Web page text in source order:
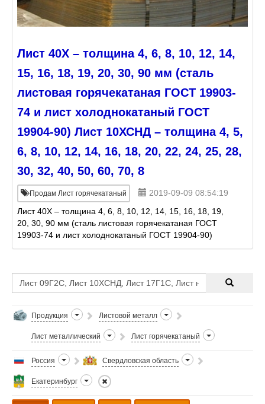
Лист 40Х – толщина 4, 6, 8, 10, 12, 14,
15, 16, 18, 19, 20, 30, 90 мм (сталь
листовая горячекатаная ГОСТ 19903-
74 и лист холоднокатаный ГОСТ
19904-90) Лист 10ХСНД – толщина 4, 5,
6, 8, 10, 12, 14, 16, 18, 20, 22, 24, 25, 28,
30, 32, 40, 50, 60, 70, 8
Продам Лист горячекатаный
2019-09-09 08:54:19
Лист 40Х – толщина 4, 6, 8, 10, 12, 14, 15, 16, 18, 19,
20, 30, 90 мм (сталь листовая горячекатаная ГОСТ
19903-74 и лист холоднокатаный ГОСТ 19904-90)
Лист 10ХСНД – толщина 4, 5, 6, 8, 10, 12, 14, 16
Продукция Листовой металл
Лист металлический Лист горячекатаный
Россия Свердловская область
Екатеринбург